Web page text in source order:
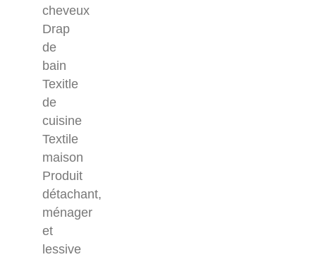
cheveux
Drap
de
bain
Texitle
de
cuisine
Textile
maison
Produit
détachant,
ménager
et
lessive